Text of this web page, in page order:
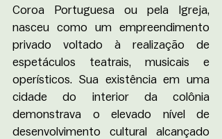
Coroa Portuguesa ou pela Igreja,
nasceu como um empreendimento
privado voltado à realização de
espetáculos teatrais, musicais e
operísticos. Sua existência em uma
cidade do interior da colônia
demonstrava o elevado nível de
desenvolvimento cultural alcançado